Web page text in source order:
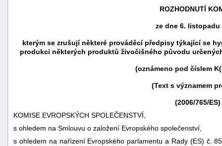
ROZHODNUTÍ
ze dne 6. listopadu
kterým se zrušují některé prováděcí předpisy týkající se
produkci některých produktů živočišného původu
(oznámeno pod číslem
(Text s významem
(2006/765/ES)
KOMISE EVROPSKÝCH SPOLEČENSTVÍ,
s ohledem na Smlouvu o založení Evropského společenství,
s ohledem na nařízení Evropského parlamentu a Rady (ES) č.
náhrady